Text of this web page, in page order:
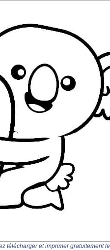
télécharger et imprimer gratuitement le